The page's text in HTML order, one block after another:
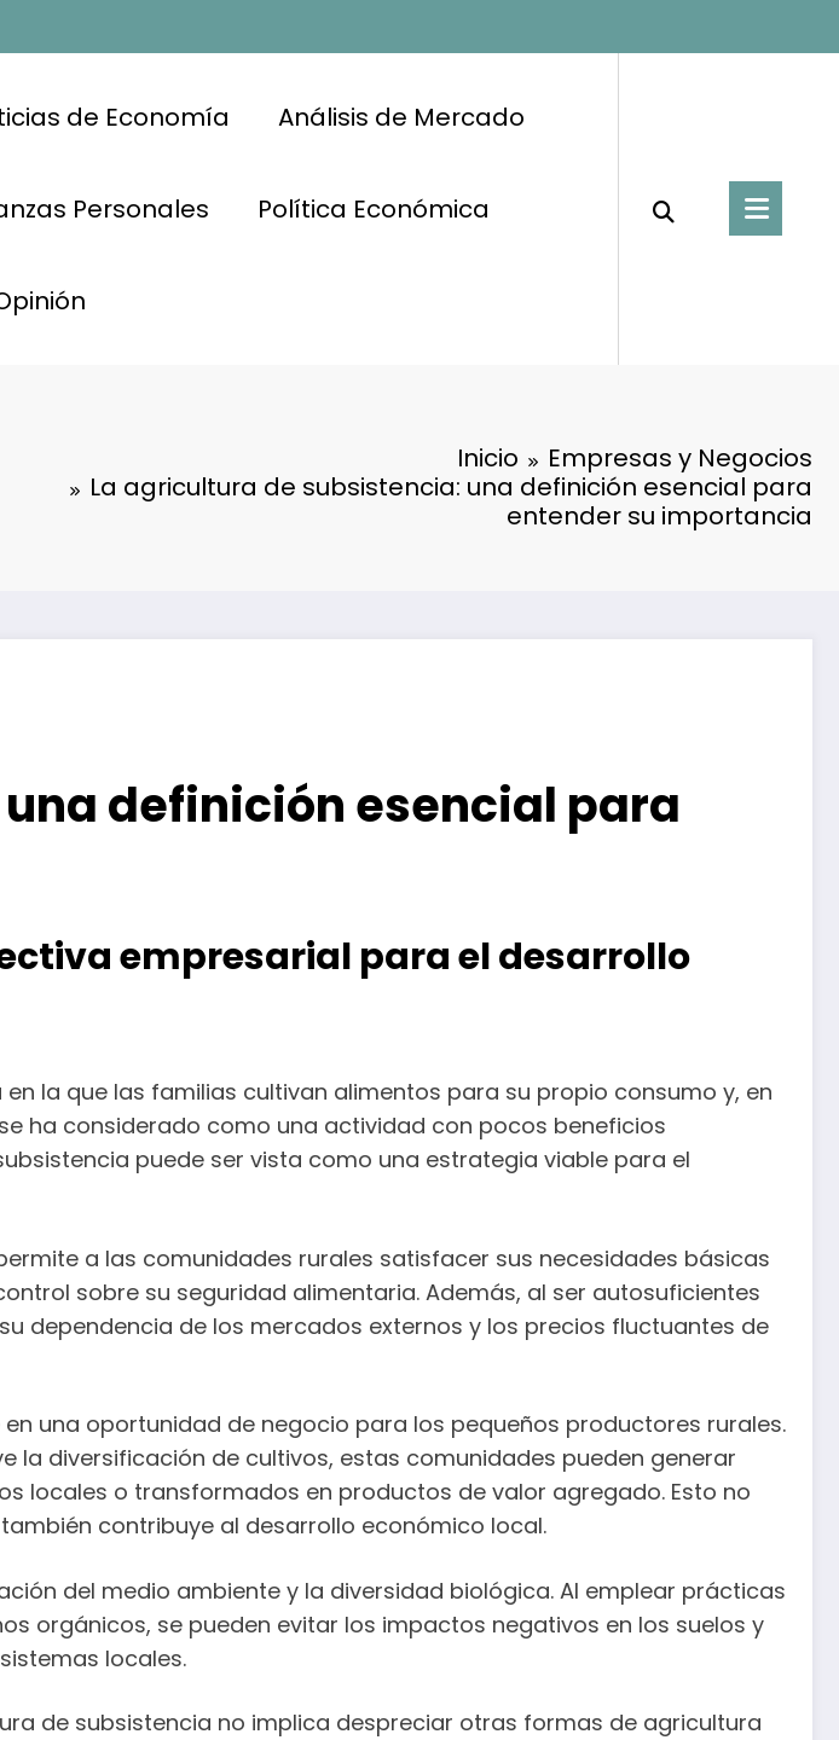
de Economía Análisis de Mercado
Personales Política Económica
Inicio
Empresas y Negocios
La agricultura de subsistencia: una definición esencial para
entender su importancia
definición esencial para
empresarial para el desarrollo
la que las familias cultivan alimentos para su propio consumo y, en
ha considerado como una actividad con pocos beneficios
puede ser vista como una estrategia viable para el
a las comunidades rurales satisfacer sus necesidades básicas
sobre su seguridad alimentaria. Además, al ser autosuficientes
dependencia de los mercados externos y los precios fluctuantes de
una oportunidad de negocio para los pequeños productores rurales.
la diversificación de cultivos, estas comunidades pueden generar
locales o transformados en productos de valor agregado. Esto no
contribuye al desarrollo económico local.
del medio ambiente y la diversidad biológica. Al emplear prácticas
orgánicos, se pueden evitar los impactos negativos en los suelos y
locales.
de subsistencia no implica despreciar otras formas de agricultura